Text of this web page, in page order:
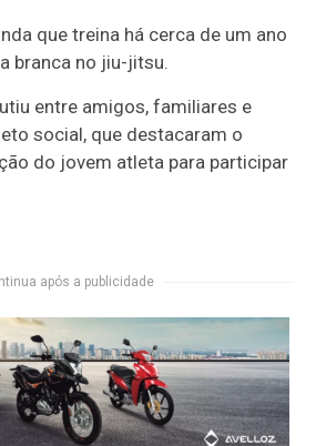
que treina há cerca de um ano
branca no jiu-jitsu.
entre amigos, familiares e
social, que destacaram o
do jovem atleta para participar
após a publicidade